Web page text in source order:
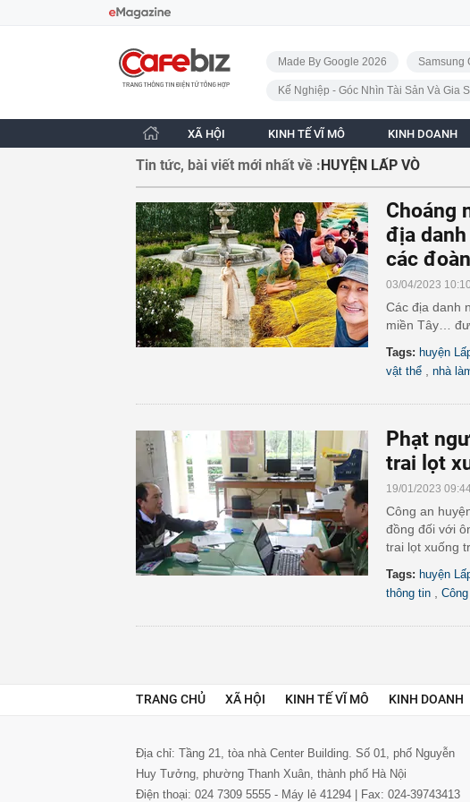
CafeBiz - Trang chủ
Made By Google 2026
Samsung
Kế Nghiệp - Góc Nhìn Tài Sản Và Gia
XÃ HỘI KINH TẾ VĨ MÔ KINH DOANH
Tin tức, bài viết mới nhất về :HUYỆN LẤP VÒ
Choáng
địa
các
03/04/2023
Các địa danh
miền Tây…
Tags: huyện
vật thể
nhà
Phạt
trai lọt
19/01/2023
Công an
đồng đối với
trai lọt xuống
Tags: huyện
thông tin
TRANG CHỦ XÃ HỘI KINH TẾ VĨ MÔ KINH DOANH
Địa chỉ: Tầng 21, tòa nhà Center Building. Số 01, phố Nguyễn
Huy Tưởng, phường Thanh Xuân, thành phố Hà Nội
Điện thoại: 024 7309 5555 - Máy lẻ 41294 | Fax: 024-39743413